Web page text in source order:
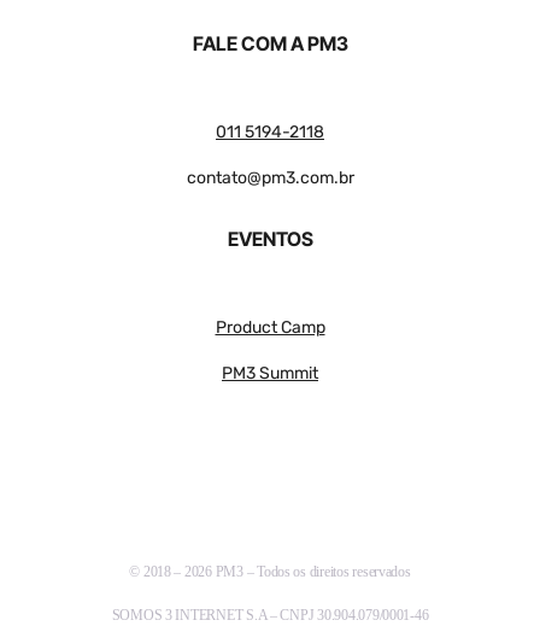
FALE COM A PM3
011 5194-2118
contato@pm3.com.br
EVENTOS
Product Camp
PM3 Summit
© 2018 – 2026 PM3 – Todos os direitos reservados
SOMOS 3 INTERNET S.A – CNPJ 30.904.079/0001-46